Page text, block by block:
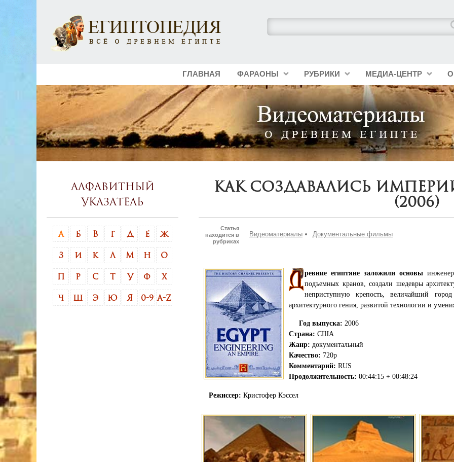
ГЛАВНАЯ ФАРАОНЫ РУБРИКИ МЕДИА-ЦЕНТР О
Как Создавались
(2006)
Статья
находится в
рубриках
Видеоматериалы Документальные фильмы
ревние египтяне заложили основы
подъемных кранов, создали шедевры
неприступную крепость, величайший
архитектурного гения, развитой технологии и
Год выпуска: 2006
Страна: США
Жанр: документальный
Качество: 720p
Комментарий: RUS
Продолжительность: 00:44:15 + 00:48:24
Режиссер: Кристофер Кэссел
Алфавитный
указатель
А Б В Г Д Е Ж
З И К Л М Н О
Р С Т У Ф Х
Ч Э Ю Я 0-9 A-Z